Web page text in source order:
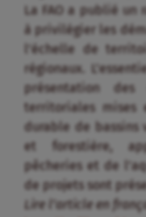
La FAO a publié
à privilégier les
l’échelle de
régionaux.
présentation des
territoriales
durable de bassins
et forestière,
pêcheries et de
de projets sont
Lire l’article en